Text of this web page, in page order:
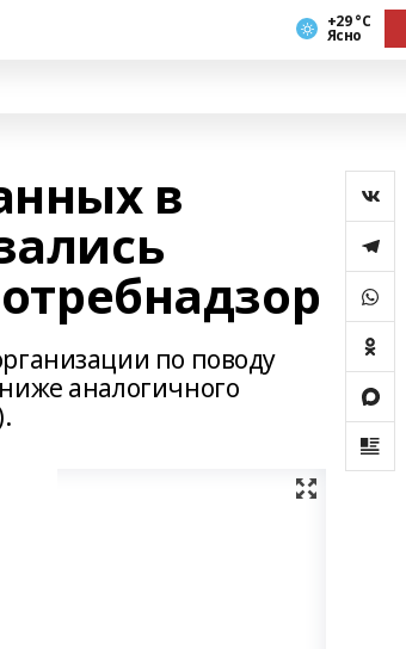
+29 °С
Ясно
в
по поводу
аналогичного